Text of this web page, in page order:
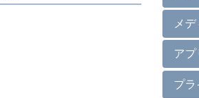
メ
アプ
プラ